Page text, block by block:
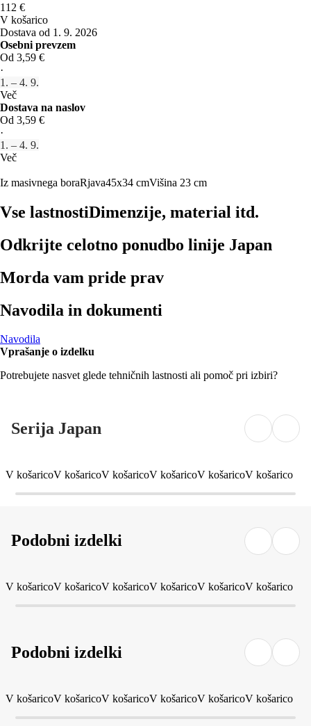
112 €
V košarico
Dostava od 1. 9. 2026
Osebni prevzem
Od 3,59 €
·
1. – 4. 9.
Več
Dostava na naslov
Od 3,59 €
·
1. – 4. 9.
Več
Iz masivnega boraRjava45x34 cmVišina 23 cm
Vse lastnostiDimenzije, material itd.
Odkrijte celotno ponudbo linije Japan
Morda vam pride prav
Navodila in dokumenti
Navodila
Vprašanje o izdelku
Potrebujete nasvet glede tehničnih lastnosti ali pomoč pri izbiri?
Serija Japan
V košaricoV košaricoV košaricoV košaricoV košaricoV košarico
Podobni izdelki
V košaricoV košaricoV košaricoV košaricoV košaricoV košarico
Podobni izdelki
V košaricoV košaricoV košaricoV košaricoV košaricoV košarico